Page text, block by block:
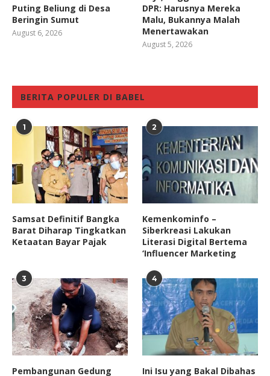
Puting Beliung di Desa
Beringin Sumut
August 6, 2026
DPR: Harusnya Mereka
Malu, Bukannya Malah
Menertawakan
August 5, 2026
BERITA POPULER DI BABEL
1
Samsat Definitif Bangka
Barat Diharap Tingkatkan
Ketaatan Bayar Pajak
2
Kemenkominfo –
Siberkreasi Lakukan
Literasi Digital Bertema
‘Influencer Marketing
3
Pembangunan Gedung
4
Ini Isu yang Bakal Dibahas